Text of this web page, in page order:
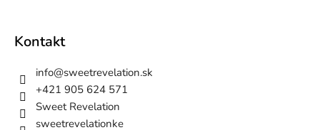
Kontakt
info@sweetrevelation.sk
+421 905 624 571
Sweet Revelation
sweetrevelationke